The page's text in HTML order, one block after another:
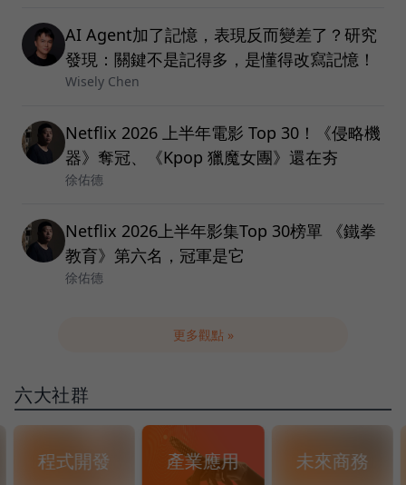
AI Agent加了記憶，表現反而變差了？研究
發現：關鍵不是記得多，是懂得改寫記憶！
Wisely Chen
Netflix 2026 上半年電影 Top 30！《侵略機
器》奪冠、《Kpop 獵魔女團》還在夯
徐佑德
Netflix 2026上半年影集Top 30榜單 《鐵拳
教育》第六名，冠軍是它
徐佑德
更多觀點 »
六大社群
程式開發 產業應用 未來商務